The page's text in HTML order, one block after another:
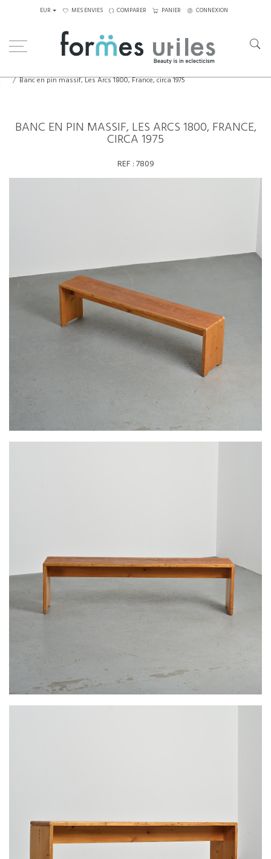
EUR MES ENVIES COMPARER PANIER CONNEXION
Banc en pin massif, Les Arcs 1800, France, circa 1975
BANC EN PIN MASSIF, LES ARCS 1800, FRANCE,
CIRCA 1975
REF :7809